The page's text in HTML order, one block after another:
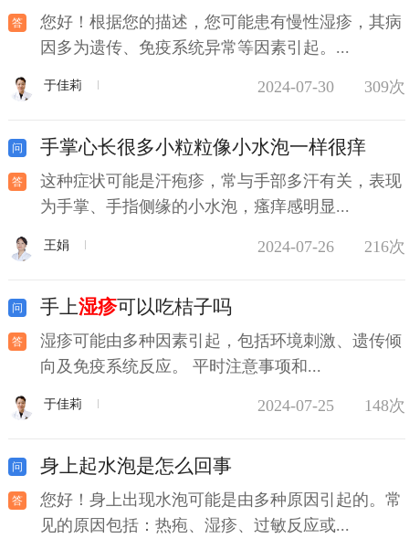
您好！根据您的描述，您可能患有慢性湿疹，其病
因多为遗传、免疫系统异常等因素引起。...
于佳莉 2024-07-30 309次
手掌心长很多小粒粒像小水泡一样很痒
这种症状可能是汗疱疹，常与手部多汗有关，表现
为手掌、手指侧缘的小水泡，瘙痒感明显...
王娟 2024-07-26 216次
手上湿疹可以吃桔子吗
湿疹可能由多种因素引起，包括环境刺激、遗传倾
向及免疫系统反应。 平时注意事项和...
于佳莉 2024-07-25 148次
身上起水泡是怎么回事
您好！身上出现水泡可能是由多种原因引起的。常
见的原因包括：热疱、湿疹、过敏反应或...